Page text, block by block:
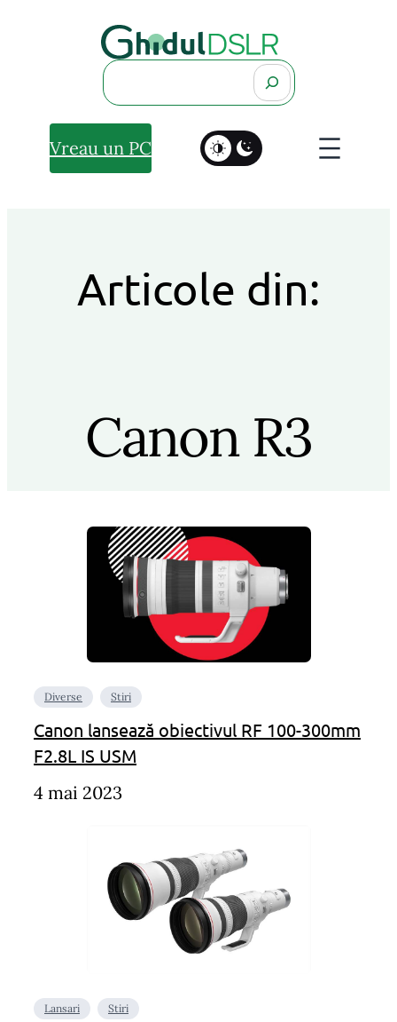
Search
Vreau un PC
Articole din:
Canon R3
Diverse Stiri
Canon lansează obiectivul RF 100-300mm
F2.8L IS USM
4 mai 2023
Lansari Stiri